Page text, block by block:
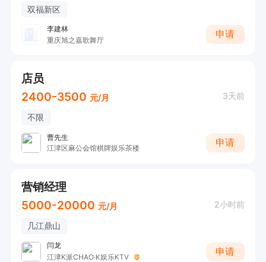
双福新区
李建林
重庆旭之嘉歌舞厅
申请
店员
2400-3500 元/月 3天前
不限
曹先生
江津区麻公会馆棋牌娱乐茶楼
申请
营销经理
5000-20000 元/月 2小时前
几江鼎山
闫龙
江津K派CHAO·K娱乐KTV
申请